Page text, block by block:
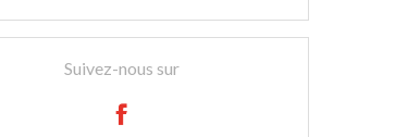
Suivez-nous sur